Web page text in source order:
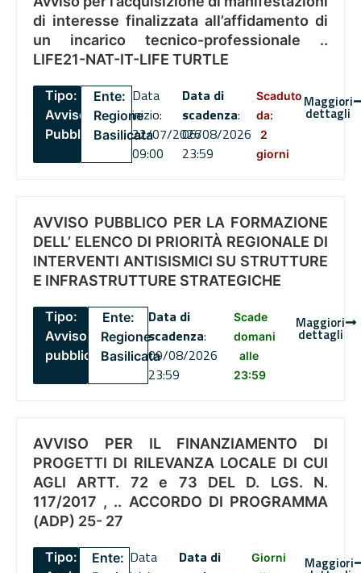
di interesse finalizzata all’affidamento di
un incarico tecnico-professionale ..
LIFE21-NAT-IT-LIFE TURTLE
Tipo:
Avviso
Pubblico
Ente:
Regione
Basilicata
Data
inizio:
22/07/2026
09:00
Data di
scadenza:
06/08/2026
23:59
Scaduto
da:
2
giorni
Maggiori
dettagli
AVVISO PUBBLICO PER LA FORMAZIONE
DELL’ ELENCO DI PRIORITÀ REGIONALE DI
INTERVENTI ANTISISMICI SU STRUTTURE
E INFRASTRUTTURE STRATEGICHE
Tipo:
Avviso
pubblico
Ente:
Regione
Basilicata
Data di
scadenza:
09/08/2026
23:59
Scade
domani
alle
23:59
Maggiori
dettagli
AVVISO PER IL FINANZIAMENTO DI
PROGETTI DI RILEVANZA LOCALE DI CUI
AGLI ARTT. 72 e 73 DEL D. LGS. N.
117/2017 , .. ACCORDO DI PROGRAMMA
(ADP) 25- 27
Tipo:
Ente: Data
Data di
Giorni
Maggiori